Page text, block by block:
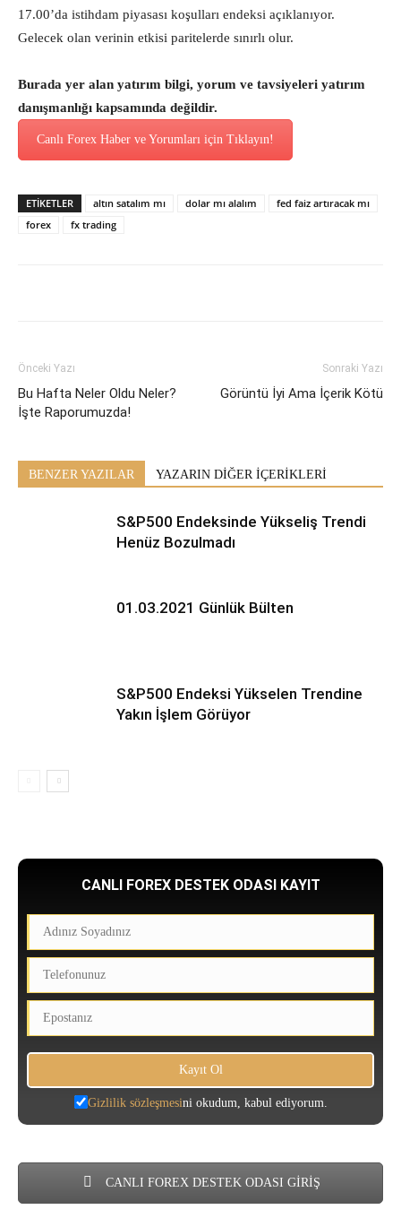
17.00’da istihdam piyasası koşulları endeksi açıklanıyor.
Gelecek olan verinin etkisi paritelerde sınırlı olur.
Burada yer alan yatırım bilgi, yorum ve tavsiyeleri yatırım
danışmanlığı kapsamında değildir.
Canlı Forex Haber ve Yorumları için Tıklayın!
ETİKETLER altın satalım mı dolar mı alalım
fed faiz artıracak mı
forex
fx trading
Önceki Yazı
Bu Hafta Neler Oldu Neler?
İşte Raporumuzda!
Sonraki Yazı
Görüntü İyi Ama İçerik Kötü
BENZER YAZILAR YAZARIN DİĞER İÇERİKLERİ
S&P500 Endeksinde Yükseliş Trendi
Henüz Bozulmadı
01.03.2021 Günlük Bülten
S&P500 Endeksi Yükselen Trendine
Yakın İşlem Görüyor
CANLI FOREX DESTEK ODASI KAYIT
Gizlilik sözleşmesini okudum, kabul ediyorum.
CANLI FOREX DESTEK ODASI GİRİŞ